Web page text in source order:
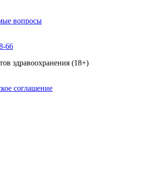
вопросы
66
здравоохранения (18+)
соглашение